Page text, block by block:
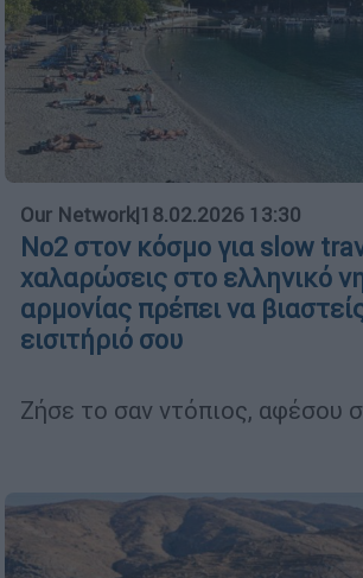
Our Network|18.02.2026 13:30
Νο2 στον κόσμο για slow
χαλαρώσεις στο ελληνικό
αρμονίας πρέπει να
εισιτήριό σου
Ζήσε το σαν ντόπιος, αφέσου